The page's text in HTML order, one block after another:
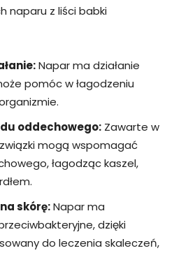
naparu z liści babki
Napar ma działanie
pomóc w łagodzeniu
oddechowego: Zawarte w
mogą wspomagać
łagodząc kaszel,
skórę:Napar ma
dzięki
do leczenia skaleczeń,